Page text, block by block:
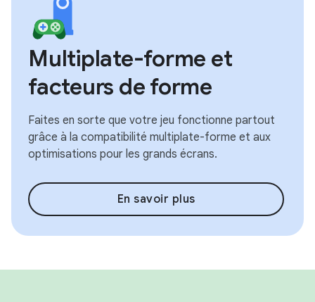
Multiplate-forme et
facteurs de forme
Faites en sorte que votre jeu fonctionne partout
grâce à la compatibilité multiplate-forme et aux
optimisations pour les grands écrans.
En savoir plus